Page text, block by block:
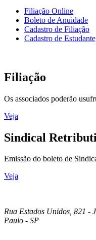
Filiação Online
Boleto de Anuidade
Cadastro de Filiação
Cadastro de Estudante
Filiação
Os associados poderão
Veja
Sindical
Emissão do boleto de
Veja
Rua Estados Unidos, 821 -
Paulo - SP